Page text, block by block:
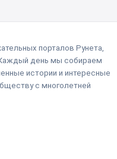
порталов Рунета,
день мы собираем
истории и интересные
с многолетней